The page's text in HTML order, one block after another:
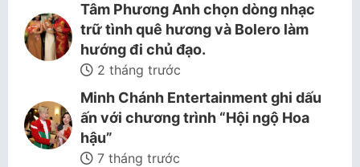
Tâm Phương Anh chọn dòng nhạc
trữ tình quê hương và Bolero làm
hướng đi chủ đạo.
2 tháng trước
Minh Chánh Entertainment ghi dấu
ấn với chương trình “Hội ngộ Hoa
hậu”
7 tháng trước